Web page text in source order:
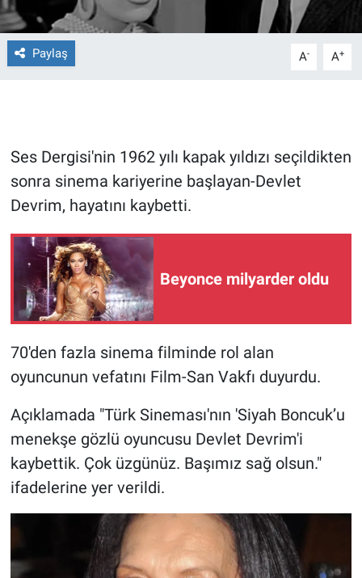
Paylaş A- A+
Ses Dergisi'nin 1962 yılı kapak yıldızı seçildikten
sonra sinema kariyerine başlayan-Devlet
Devrim, hayatını kaybetti.
Beyonce milyarder oldu
70'den fazla sinema filminde rol alan
oyuncunun vefatını Film-San Vakfı duyurdu.
Açıklamada "Türk Sineması'nın 'Siyah Boncuk’u
menekşe gözlü oyuncusu Devlet Devrim'i
kaybettik. Çok üzgünüz. Başımız sağ olsun."
ifadelerine yer verildi.
Forum
Gün Bitiyor
Gün Ortası
Gündem Özel
Günün görüntüsü
Haber
İlan
Koronavirüs
Kültür Sanat
Ne demişti